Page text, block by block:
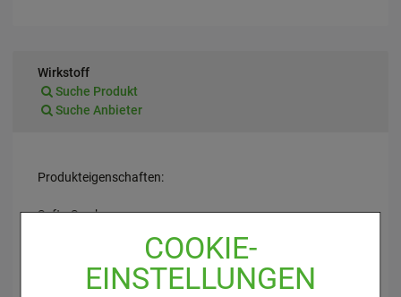
COOKIE-
EINSTELLUNGEN
Wirkstoff
Suche Produkt
Suche Anbieter
Produkteigenschaften:
Softa Swabs
Alkoholtupfer getränkt mit 70 %igem Isopropylalkohol.